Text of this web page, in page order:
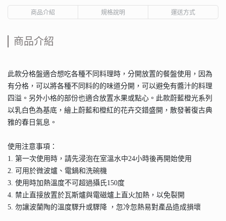
商品介紹 規格說明 運送方式
商品介紹
此款分格盤適合想吃各種不同料理時，分開放置的餐盤使用，因為
有分格，可以將各種不同料的的味道分開，可以避免有醬汁的料理
四溢。另外小格的部份也適合放置水果或點心。此款蔚藍橙光系列
以乳白色為基底，繪上蔚藍和橙紅的花卉交錯盛開，散發著復古典
雅的春日氣息。
使用注意事項：
1. 第一次使用時，請先浸泡在室溫水中24小時後再開始使用
2. 可用於微波爐、電鍋和洗碗機
3. 使用時加熱溫度不可超過攝氏150度
4. 禁止直接放置於瓦斯爐與電磁爐上直火加熱，以免裂開
5. 勿讓波蘭陶的溫度驟升或驟降 ，忽冷忽熱易對產品造成損壞